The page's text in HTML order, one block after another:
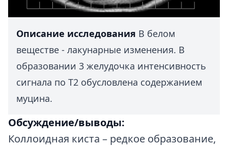
Описание исследования В белом
веществе - лакунарные изменения. В
образовании 3 желудочка интенсивность
сигнала по Т2 обусловлена содержанием
муцина.
Обсуждение/выводы:
Коллоидная киста – редкое образование,